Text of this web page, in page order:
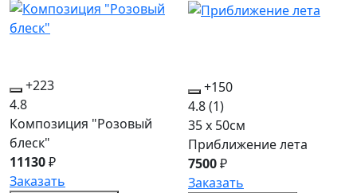
+223
4.8
Композиция "Розовый
блеск"
11130₽
Заказать
+150
4.8(1)
35 x 50см
Приближение лета
7500₽
Заказать